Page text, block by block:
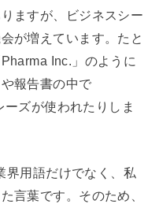
ますが、ビジネスシー
が増えています。たと
Inc.」のように
報告書の中で
ーズが使われたりしま
界用語だけでなく、私
言葉です。そのため、